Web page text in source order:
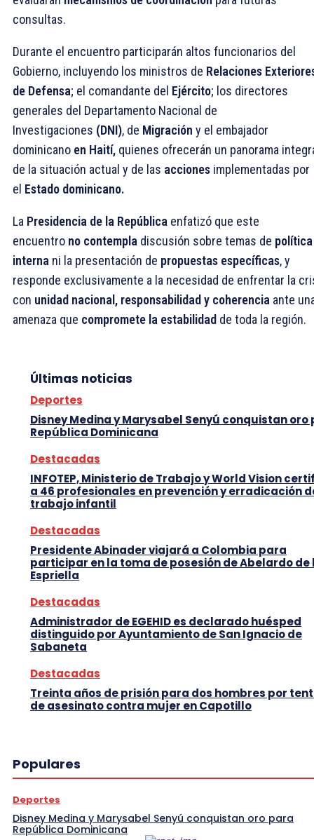
consultas.
Durante el encuentro participarán altos funcionarios del
Gobierno, incluyendo los ministros de Relaciones
de Defensa; el comandante del Ejército; los directores
generales del Departamento Nacional de
Investigaciones (DNI), de Migración y el embajador
dominicano en Haití, quienes ofrecerán un panorama
de la situación actual y de las acciones implementadas por
el Estado dominicano.
La Presidencia de la República enfatizó que este
encuentro no contempla discusión sobre temas de política
interna ni la presentación de propuestas específicas, y
responde exclusivamente a la necesidad de enfrentar la
con unidad nacional, responsabilidad y coherencia ante
amenaza que compromete la estabilidad de toda la región.
Últimas noticias
Deportes
Disney Medina y Marysabel Senyú conquistan oro
República Dominicana
Destacadas
INFOTEP, Ministerio de Trabajo y World Vision
a 46 profesionales en prevención y erradicación
trabajo infantil
Destacadas
Presidente Abinader viajará a Colombia para
participar en la toma de posesión de Abelardo de
Espriella
Destacadas
Administrador de EGEHID es declarado huésped
distinguido por Ayuntamiento de San Ignacio de
Sabaneta
Destacadas
Treinta años de prisión para dos hombres por
de asesinato contra mujer en Capotillo
Populares
Deportes
Disney Medina y Marysabel Senyú conquistan oro para
República Dominicana